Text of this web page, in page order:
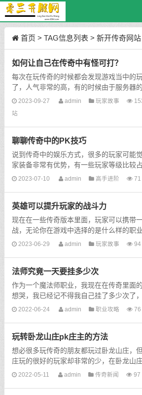
首页 > TAG信息列表 > 新开传奇网站
如何让自己在传奇中有怪可打？
每次在玩传奇的时候都会发现游戏当中的
了，人气非常的高，有的时候由于服务器
至进都进不去，需要玩家等待服务器的其
2023-09-27 admin 玩家故事
站
聊聊传奇中的PK技巧
说到传奇中的娱乐方式，很多的玩家可能
家装备非常有优势，有一些玩家等级比较
可能自己的技术比较好，在游戏中有属于
2023-07-10 admin 高手进阶
英雄可以提升玩家的战斗力
现在在一些传奇版本里面，玩家可以携带
战，无论你在游戏中选择的是什么样的职
英雄一同作战，所以这使得玩家的攻击能
2023-06-29 admin 玩家故事
法师究竟一天要挂多少次
作为一个魔法师职业，我现在在传奇里面
想哭，我已经记不得我自己挂了多少次了
一种非常麻木的状态，可能更多的还是绝
2022-06-24 admin 职业攻略
玩转卧龙山庄pk庄主的方法
想必很多玩传奇的朋友都玩过卧龙山庄，
庄玩的很好的玩家却非常的少，在卧龙山
许许多多的好装备，所以是很多玩家都非
2022-05-11 admin 传奇新闻 97